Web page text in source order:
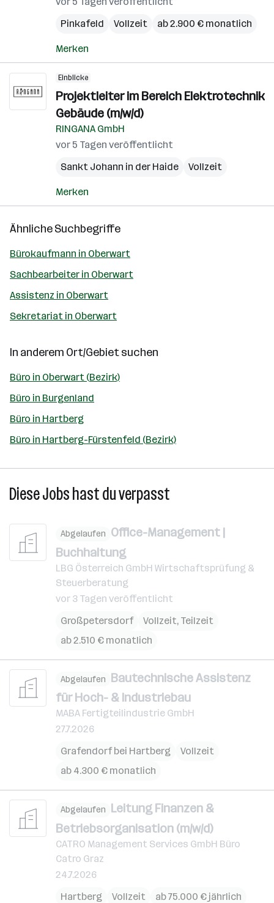
Pinkafeld
Vollzeit ab 2.900 € monatlich
Merken
Einblicke
Projektleiter im Bereich Elektrotechnik
Gebäude (m/w/d)
RINGANA GmbH
vor 5 Tagen veröffentlicht
Sankt Johann in der Haide
Vollzeit
Merken
Ähnliche Suchbegriffe
Bürokaufmann in Oberwart
Sachbearbeiter in Oberwart
Assistenz in Oberwart
Sekretariat in Oberwart
In anderem Ort/Gebiet suchen
Büro in Oberwart (Bezirk)
Büro in Burgenland
Büro in Hartberg
Büro in Hartberg-Fürstenfeld (Bezirk)
Diese Jobs hast du verpasst
Abgelaufen Office-Management |
Buchhaltung
LBG Österreich GmbH Wirtschaftsprüfung &
Steuerberatung
vor 3 Tagen veröffentlicht
Großpetersdorf
Vollzeit, Teilzeit
ab 2.510 € monatlich
Abgelaufen Bautechnische Assistenz
für Hoch- & Industriebau
MABA Fertigteilindustrie GmbH
27.7.2026
Grafendorf bei Hartberg
Vollzeit
ab 4.300 € monatlich
Abgelaufen Leitung Finanzen &
Betriebsorganisation (m/w/d)
CATRO Management Services GmbH Büro
Catro Graz
24.7.2026
Hartberg
Vollzeit ab 75.000 € jährlich